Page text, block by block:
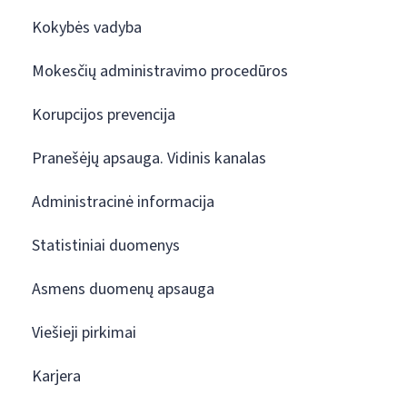
Kokybės vadyba
Mokesčių administravimo procedūros
Korupcijos prevencija
Pranešėjų apsauga. Vidinis kanalas
Administracinė informacija
Statistiniai duomenys
Asmens duomenų apsauga
Viešieji pirkimai
Karjera